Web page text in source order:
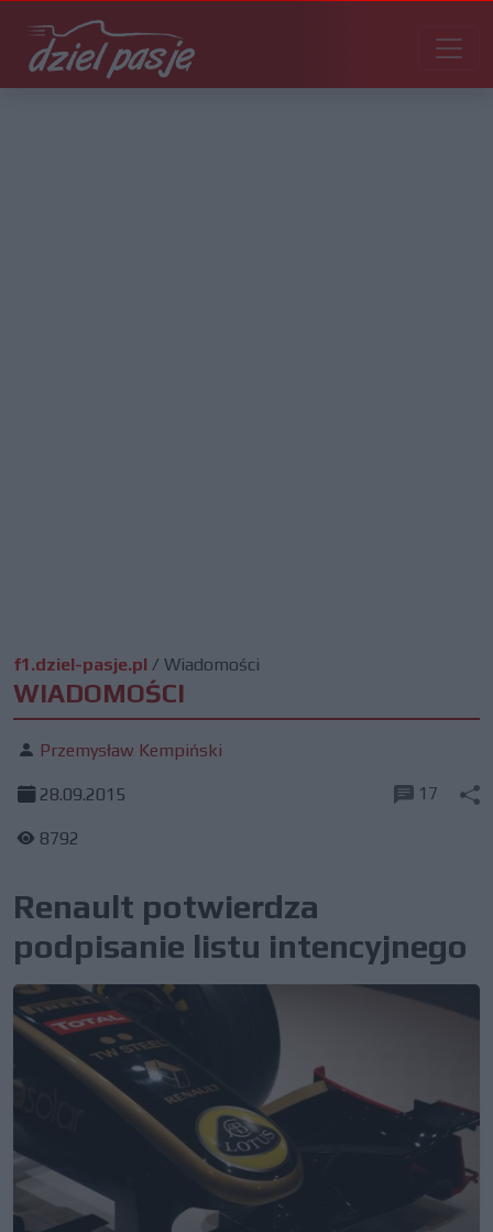
f1.dziel-pasje.pl / Wiadomości
WIADOMOŚCI
Przemysław Kempiński
28.09.2015
8792
17
Renault potwierdza
podpisanie listu intencyjnego